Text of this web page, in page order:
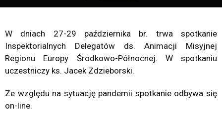
W dniach 27-29 października br. trwa spotkanie
Inspektorialnych Delegatów ds. Animacji Misyjnej
Regionu Europy Środkowo-Północnej. W spotkaniu
uczestniczy ks. Jacek Zdzieborski.
Ze względu na sytuację pandemii spotkanie odbywa się
on-line.